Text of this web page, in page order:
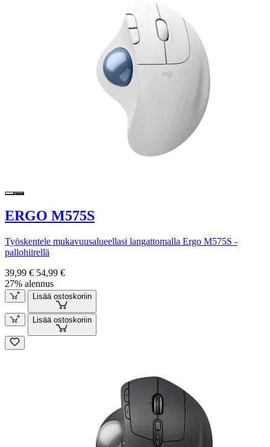
ERGO M575S
Työskentele mukavuusalueellasi langattomalla Ergo M575S -
pallohiirellä
39,99 € 54,99 €
27% alennus
Lisää ostoskoriin
Lisää ostoskoriin